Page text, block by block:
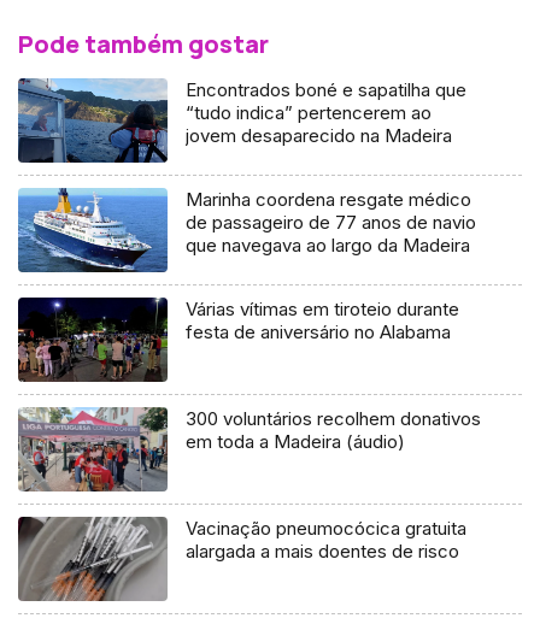
Pode também gostar
Encontrados boné e sapatilha que
“tudo indica” pertencerem ao
jovem desaparecido na Madeira
Marinha coordena resgate médico
de passageiro de 77 anos de navio
que navegava ao largo da Madeira
Várias vítimas em tiroteio durante
festa de aniversário no Alabama
300 voluntários recolhem donativos
em toda a Madeira (áudio)
Vacinação pneumocócica gratuita
alargada a mais doentes de risco